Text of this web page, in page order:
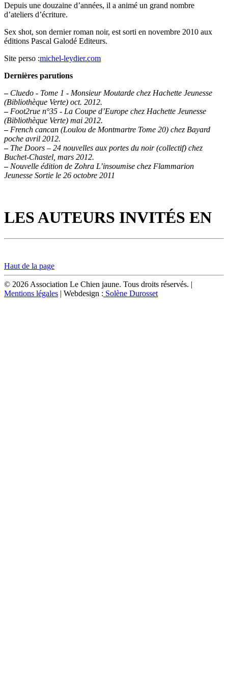
Depuis une douzaine d’années, il a animé un grand nombre
d’ateliers d’écriture.
Sex shot, son dernier roman noir, est sorti en novembre 2010 aux
éditions Pascal Galodé Editeurs.
Site perso :michel-leydier.com
Dernières parutions
– Cluedo - Tome 1 - Monsieur Moutarde chez Hachette Jeunesse
(Bibliothèque Verte) oct. 2012.
– Foot2rue n°35 - La Coupe d’Europe chez Hachette Jeunesse
(Bibliothèque Verte) mai 2012.
– French cancan (Loulou de Montmartre Tome 20) chez Bayard
poche avril 2012.
– The Doors – 24 nouvelles aux portes du noir (collectif) chez
Buchet-Chastel, mars 2012.
– Nouvelle édition de Zohra L’insoumise chez Flammarion
Jeunesse Sortie le 26 octobre 2011
LES AUTEURS INVITÉS EN
Haut de la page
© 2026 Association Le Chien jaune. Tous droits réservés. |
Mentions légales | Webdesign : Solène Durosset